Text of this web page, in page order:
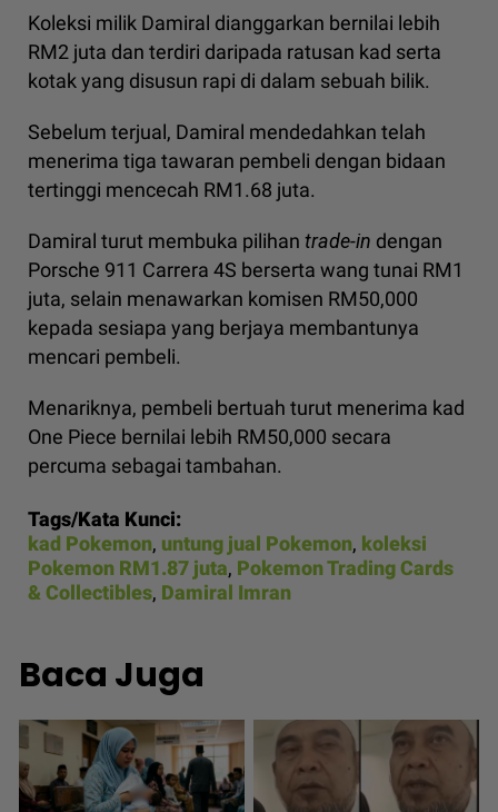
Koleksi milik Damiral dianggarkan bernilai lebih
RM2 juta dan terdiri daripada ratusan kad serta
kotak yang disusun rapi di dalam sebuah bilik.
Sebelum terjual, Damiral mendedahkan telah
menerima tiga tawaran pembeli dengan bidaan
tertinggi mencecah RM1.68 juta.
Damiral turut membuka pilihan trade-in dengan
Porsche 911 Carrera 4S berserta wang tunai RM1
juta, selain menawarkan komisen RM50,000
kepada sesiapa yang berjaya membantunya
mencari pembeli.
Menariknya, pembeli bertuah turut menerima kad
One Piece bernilai lebih RM50,000 secara
percuma sebagai tambahan.
Tags/Kata Kunci:
kad Pokemon, untung jual Pokemon, koleksi
Pokemon RM1.87 juta, Pokemon Trading Cards
& Collectibles, Damiral Imran
Baca Juga